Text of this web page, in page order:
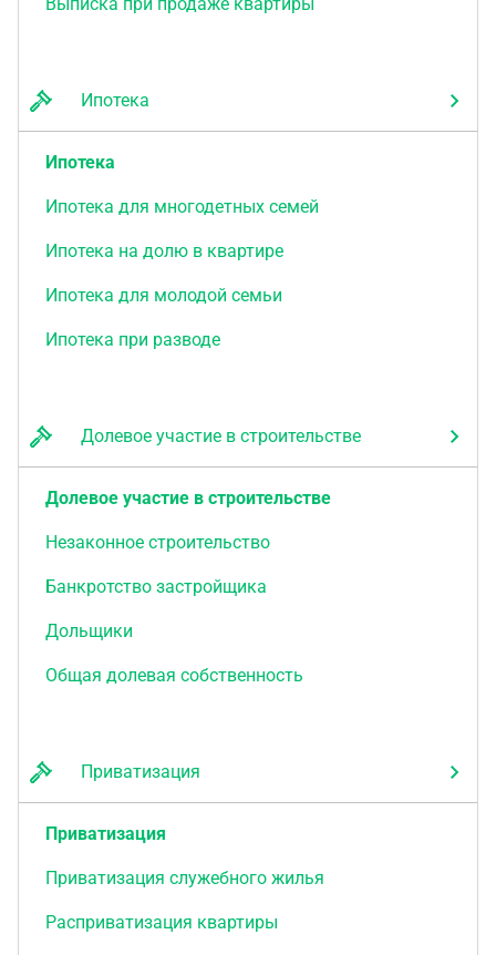
Ипотека
Ипотека
Ипотека для многодетных семей
Ипотека на долю в квартире
Ипотека для молодой семьи
Ипотека при разводе
Долевое участие в строительстве
Долевое участие в строительстве
Незаконное строительство
Банкротство застройщика
Дольщики
Общая долевая собственность
Приватизация
Приватизация
Приватизация служебного жилья
Расприватизация квартиры